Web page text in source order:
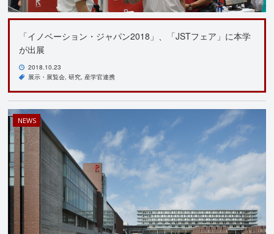
「イノベーション・ジャパン2018」、「JSTフェア」に本学
が出展
2018.10.23
展示・展覧会 研究 産学官連携
NEWS